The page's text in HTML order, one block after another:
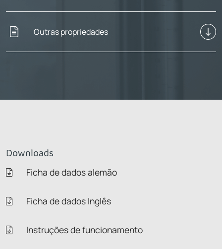
Outras propriedades
Downloads
Ficha de dados alemão
Ficha de dados Inglês
Instruções de funcionamento